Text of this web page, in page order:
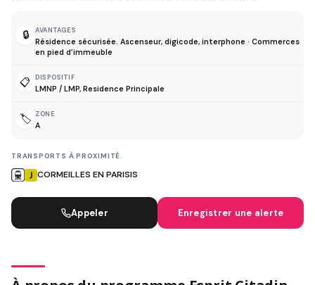
🔒 AVANTAGES
Résidence sécurisée. Ascenseur, digicode, interphone · Commerces
en pied d’immeuble
📋 DISPOSITIF
LMNP / LMP, Residence Principale
🏷️ ZONE
A
TRANSPORTS À PROXIMITÉ
CORMEILLES EN PARISIS
Appeler Enregistrer une alerte